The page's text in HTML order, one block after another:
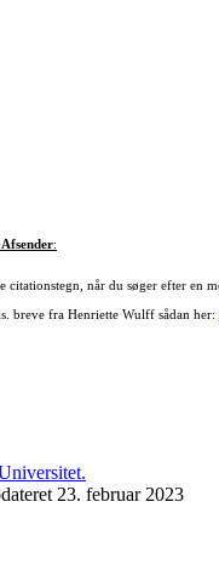
Afsender:
citationstegn, når du søger efter en
breve fra Henriette Wulff sådan her:
23. februar 2023